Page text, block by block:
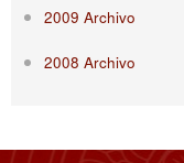
2009 Archivo
2008 Archivo